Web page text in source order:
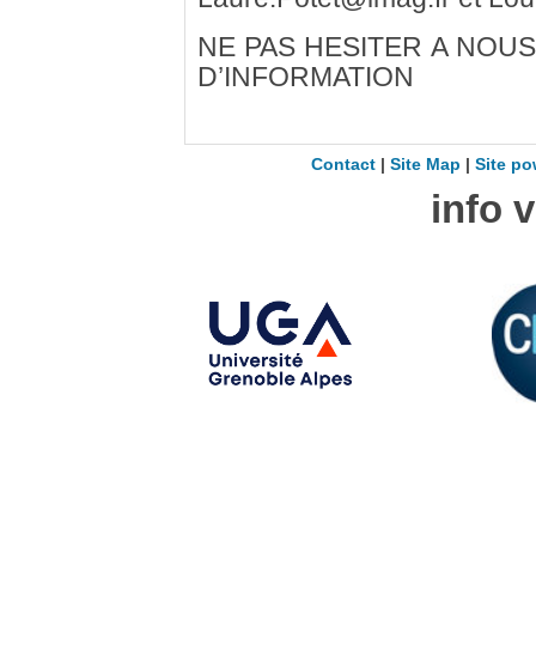
NE PAS HESITER A
D’INFORMATION
Contact| Site Map Site
info